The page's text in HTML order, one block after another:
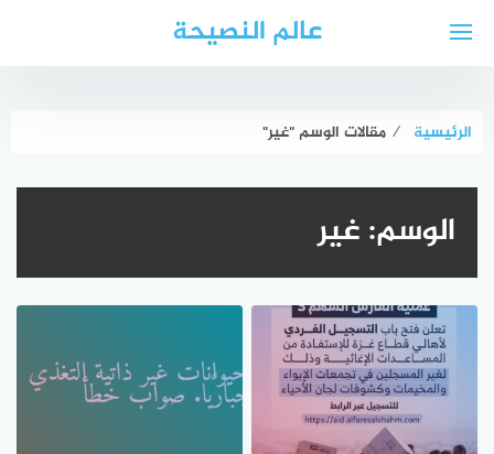
عالم النصيحة
الرئيسية ⁄ مقالات الوسم "غير"
الوسم:غير